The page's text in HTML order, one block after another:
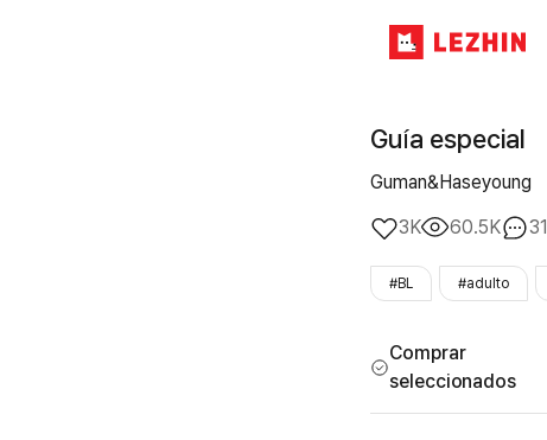
Guía especial
Guman&Haseyoung
3K
60.5K 31
#BL #adulto
Comprar
seleccionados